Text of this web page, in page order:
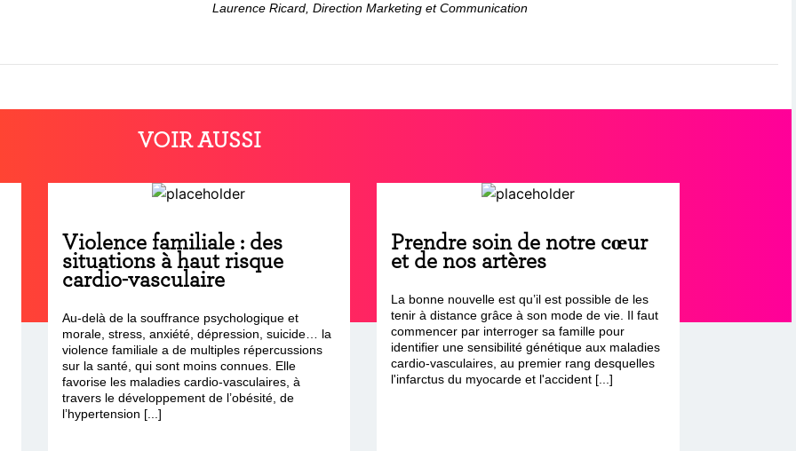
Laurence Ricard, Direction Marketing et Communication
VOIR AUSSI
Violence familiale : des
situations à haut risque
cardio-vasculaire
Au-delà de la souffrance psychologique et
morale, stress, anxiété, dépression, suicide… la
violence familiale a de multiples répercussions
sur la santé, qui sont moins connues. Elle
favorise les maladies cardio-vasculaires, à
travers le développement de l’obésité, de
l’hypertension [...]
Prendre soin de notre cœur
et de nos artères
La bonne nouvelle est qu’il est possible de les
tenir à distance grâce à son mode de vie. Il faut
commencer par interroger sa famille pour
identifier une sensibilité génétique aux maladies
cardio-vasculaires, au premier rang desquelles
l'infarctus du myocarde et l'accident [...]